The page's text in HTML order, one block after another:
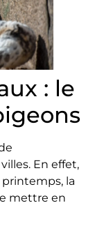
: le
En effet,
la
mettre en